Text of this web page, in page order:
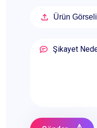
Ürün Görseli